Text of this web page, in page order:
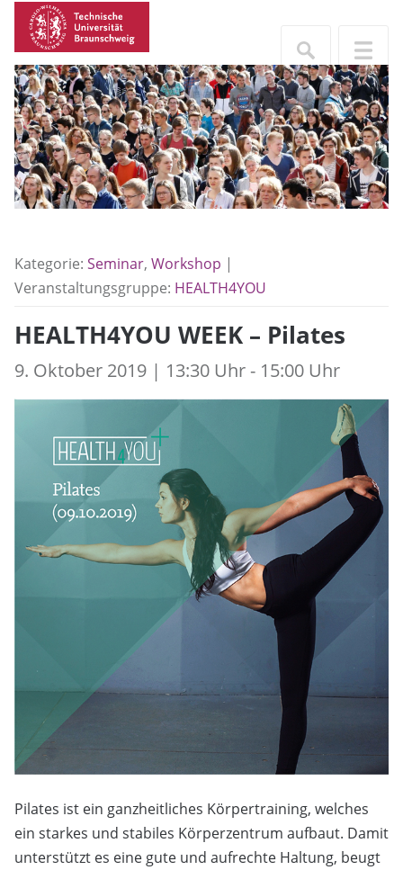
Kategorie: Seminar, Workshop |
Veranstaltungsgruppe: HEALTH4YOU
HEALTH4YOU WEEK – Pilates
9. Oktober 2019 | 13:30 Uhr - 15:00 Uhr
Pilates ist ein ganzheitliches Körpertraining, welches
ein starkes und stabiles Körperzentrum aufbaut. Damit
unterstützt es eine gute und aufrechte Haltung, beugt